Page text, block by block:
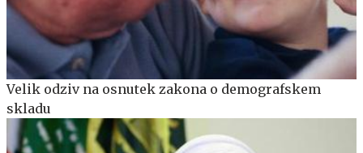
Velik odziv na osnutek zakona o demografskem
skladu